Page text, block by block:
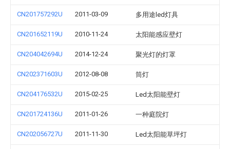
CN201757292U 2011-03-09 多用途led灯具
CN201652119U 2010-11-24 太阳能感应壁灯
CN204042694U 2014-12-24 聚光灯的灯罩
CN202371603U 2012-08-08 筒灯
CN204176532U 2015-02-25 Led太阳能壁灯
CN201724136U 2011-01-26 一种庭院灯
CN202056727U 2011-11-30 Led太阳能草坪灯